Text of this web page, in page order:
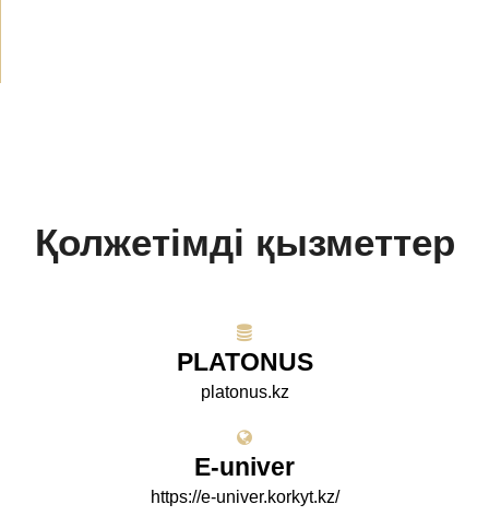
Қолжетімді қызметтер
PLATONUS
platonus.kz
E-univer
https://e-univer.korkyt.kz/